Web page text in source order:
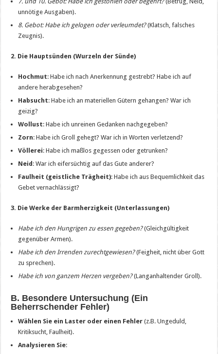
unnötige Ausgaben).
8. Gebot: Habe ich gelogen oder verleumdet?(Klatsch, falsches
Zeugnis).
2. Die Hauptsünden (Wurzeln der Sünde)
Hochmut: Habe ich nach Anerkennung gestrebt? Habe ich auf
andere herabgesehen?
Habsucht: Habe ich an materiellen Gütern gehangen? War ich
geizig?
Wollust: Habe ich unreinen Gedanken nachgegeben?
Zorn: Habe ich Groll gehegt? War ich in Worten verletzend?
Völlerei: Habe ich maßlos gegessen oder getrunken?
Neid : War ich eifersüchtig auf das Gute anderer?
Faulheit (geistliche Trägheit): Habe ich aus Bequemlichkeit das
Gebet vernachlässigt?
3. Die Werke der Barmherzigkeit (Unterlassungen)
Habe ich den Hungrigen zu essen gegeben?(Gleichgültigkeit
gegenüber Armen).
Habe ich den Irrenden zurechtgewiesen?(Feigheit, nicht über Gott
zu sprechen).
Habe ich von ganzem Herzen vergeben?(Langanhaltender Groll).
B. Besondere Untersuchung (Ein
Beherrschender Fehler)
Wählen Sie ein Laster oder einen Fehler (z.B. Ungeduld,
Kritiksucht, Faulheit).
Analysieren Sie: